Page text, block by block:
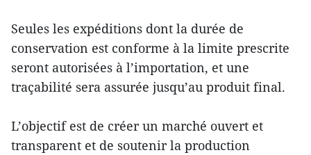
Seules les expéditions dont la durée de
conservation est conforme à la limite prescrite
seront autorisées à l’importation, et une
traçabilité sera assurée jusqu’au produit final.
L’objectif est de créer un marché ouvert et
transparent et de soutenir la production